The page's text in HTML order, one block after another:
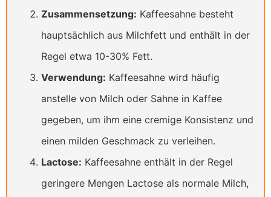
Zusammensetzung: Kaffeesahne besteht
hauptsächlich aus Milchfett und enthält in der
Regel etwa 10-30% Fett.
Verwendung: Kaffeesahne wird häufig
anstelle von Milch oder Sahne in Kaffee
gegeben, um ihm eine cremige Konsistenz und
einen milden Geschmack zu verleihen.
Lactose: Kaffeesahne enthält in der Regel
geringere Mengen Lactose als normale Milch,